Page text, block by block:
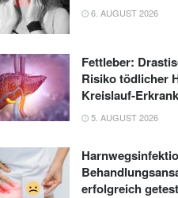
6. AUGUST 2026
Fettleber:
Risiko tödlicher
Kreislauf-
5. AUGUST 2026
erfolgreich